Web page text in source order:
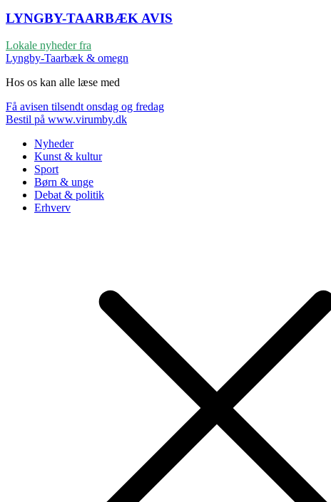
LYNGBY-TAARBÆK AVIS
Lokale nyheder fra
Lyngby-Taarbæk & omegn
Hos os kan alle læse med
Få avisen tilsendt onsdag og fredag
Bestil på www.virumby.dk
Nyheder
Kunst & kultur
Sport
Børn & unge
Debat & politik
Erhverv